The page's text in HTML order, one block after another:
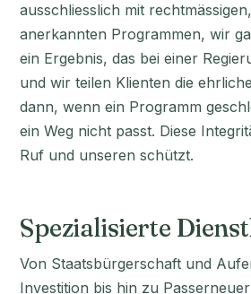
ausschliesslich mit
anerkannten Programmen, wir
ein Ergebnis, das bei einer
und wir teilen Klienten die
dann, wenn ein Programm
ein Weg nicht passt. Diese
Ruf und unseren schützt.
Spezialisierte
Von Staatsbürgerschaft und
Investition bis hin zu